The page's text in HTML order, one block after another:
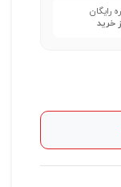
رایگان
خرید